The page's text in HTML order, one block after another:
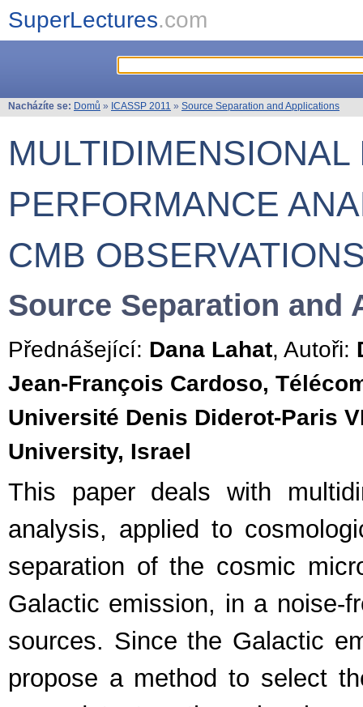
SuperLectures.com
Nacházíte se: Domů » ICASSP 2011 » Source Separation and Applications
MULTIDIMENSIONAL
PERFORMANCE
CMB
Source Separation and
Přednášející: Dana Lahat, Autoři:
Jean-François Cardoso,
Université Denis Diderot-Paris
University, Israel
This paper deals with
analysis, applied to
separation of the cosmic
Galactic emission, in a noise-
sources. Since the Galactic
propose a method to select